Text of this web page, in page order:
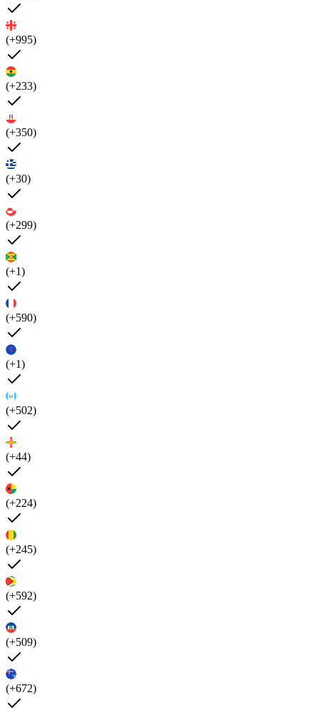
(+995)
(+233)
(+350)
(+30)
(+299)
(+1)
(+590)
(+1)
(+502)
(+44)
(+224)
(+245)
(+592)
(+509)
(+672)